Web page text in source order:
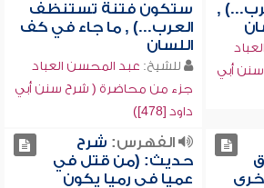
,
أبي
ستكون فتنة تستنظف
العرب...) , ما جاء في كف
اللسان
للشيخ: عبد المحسن العباد
جزء من محاضرة ( شرح سنن أبي
داود [478])
الفهرس: شرح
حديث: (من قتل في
عميا في رميا يكون